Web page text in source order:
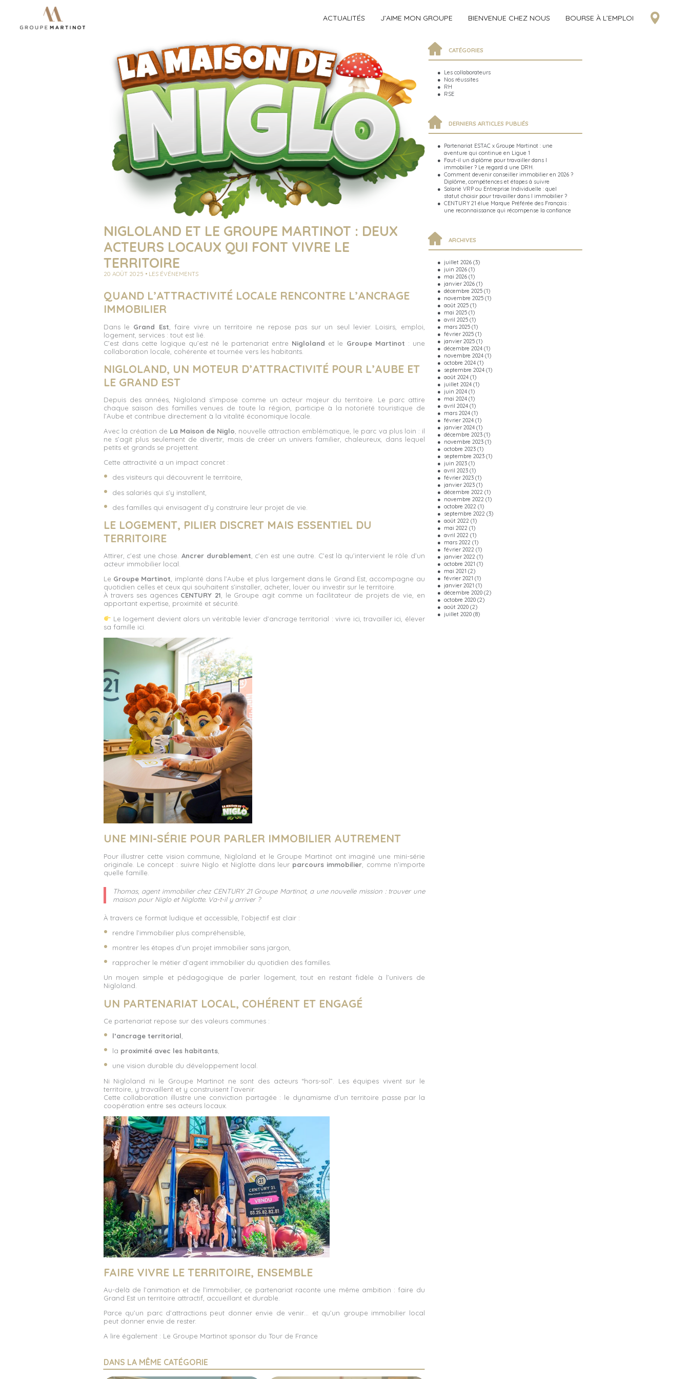
ACTUALITÉS J’AIME MON GROUPE BIENVENUE CHEZ NOUS BOURSE À L’EMPLOI
NIGLOLAND ET LE GROUPE MARTINOT : DEUX
ACTEURS LOCAUX QUI FONT VIVRE LE
TERRITOIRE
20 AOÛT 2025 • LES ÉVÉNEMENTS
QUAND L’ATTRACTIVITÉ LOCALE RENCONTRE L’ANCRAGE
IMMOBILIER
Dans le Grand Est , faire vivre un territoire ne repose pas sur un seul levier. Loisirs, emploi,
logement, services : tout est lié.
C’est dans cette logique qu’est né le partenariat entre Nigloland et le Groupe Martinot : une
collaboration locale, cohérente et tournée vers les habitants.
NIGLOLAND, UN MOTEUR D’ATTRACTIVITÉ POUR L’AUBE ET
LE GRAND EST
Depuis des années, Nigloland s’impose comme un acteur majeur du territoire. Le parc attire
chaque saison des familles venues de toute la région, participe à la notoriété touristique de
l’Aube et contribue directement à la vitalité économique locale.
Avec la création de La Maison de Niglo , nouvelle attraction emblématique, le parc va plus loin : il
ne s’agit plus seulement de divertir, mais de créer un univers familier, chaleureux, dans lequel
petits et grands se projettent.
Cette attractivité a un impact concret :
des visiteurs qui découvrent le territoire,
des salariés qui s’y installent,
des familles qui envisagent d’y construire leur projet de vie.
LE LOGEMENT, PILIER DISCRET MAIS ESSENTIEL DU
TERRITOIRE
Attirer, c’est une chose.Ancrer durablement, c’en est une autre. C’est là qu’intervient le rôle d’un
acteur immobilier local.
Le Groupe Martinot, implanté dans l’Aube et plus largement dans le Grand Est, accompagne au
quotidien celles et ceux qui souhaitent s’installer, acheter, louer ou investir sur le territoire.
À travers ses agences CENTURY 21, le Groupe agit comme un facilitateur de projets de vie, en
apportant expertise, proximité et sécurité.
Le logement devient alors un véritable levier d’ancrage territorial : vivre ici, travailler ici, élever
sa famille ici.
UNE MINI-SÉRIE POUR PARLER IMMOBILIER AUTREMENT
Pour illustrer cette vision commune, Nigloland et le Groupe Martinot ont imaginé une mini-série
originale. Le concept : suivre Niglo et Niglotte dans leur parcours immobilier , comme n’importe
quelle famille.
Thomas, agent immobilier chez CENTURY 21 Groupe Martinot, a une nouvelle mission : trouver une
maison pour Niglo et Niglotte. Va-t-il y arriver ?
À travers ce format ludique et accessible, l’objectif est clair :
rendre l’immobilier plus compréhensible,
montrer les étapes d’un projet immobilier sans jargon,
rapprocher le métier d’agent immobilier du quotidien des familles.
Un moyen simple et pédagogique de parler logement, tout en restant fidèle à l’univers de
Nigloland.
UN PARTENARIAT LOCAL, COHÉRENT ET ENGAGÉ
Ce partenariat repose sur des valeurs communes :
l’ancrage territorial
la proximité avec les habitants
une vision durable du développement local.
Ni Nigloland ni le Groupe Martinot ne sont des acteurs “hors-sol”. Les équipes vivent sur le
territoire, y travaillent et y construisent l’avenir.
Cette collaboration illustre une conviction partagée : le dynamisme d’un territoire passe par la
coopération entre ses acteurs locaux.
FAIRE VIVRE LE TERRITOIRE, ENSEMBLE
Au-delà de l’animation et de l’immobilier, ce partenariat raconte une même ambition : faire du
Grand Est un territoire attractif, accueillant et durable.
Parce qu’un parc d’attractions peut donner envie de venir… et qu’un groupe immobilier local
peut donner envie de rester.
A lire également : Le Groupe Martinot sponsor du Tour de France
DANS LA MÊME CATÉGORIE
CATÉGORIES
Les collaborateurs
Nos réussites
RH
RSE
DERNIERS ARTICLES PUBLIÉS
Partenariat ESTAC x Groupe Martinot : une
aventure qui continue en Ligue 1
Faut-il un diplôme pour travailler dans l
immobilier ? Le regard d une DRH.
Comment devenir conseiller immobilier en 2026 ?
Diplôme, compétences et étapes à suivre
Salarié VRP ou Entreprise Individuelle : quel
statut choisir pour travailler dans l immobilier ?
CENTURY 21 élue Marque Préférée des Français :
une reconnaissance qui récompense la confiance
ARCHIVES
juillet 2026 (3)
juin 2026 (1)
mai 2026 (1)
janvier 2026 (1)
décembre 2025 (1)
novembre 2025 (1)
août 2025 (1)
mai 2025 (1)
avril 2025 (1)
mars 2025 (1)
février 2025 (1)
janvier 2025 (1)
décembre 2024 (1)
novembre 2024 (1)
octobre 2024 (1)
septembre 2024 (1)
août 2024 (1)
juillet 2024 (1)
juin 2024 (1)
mai 2024 (1)
avril 2024 (1)
mars 2024 (1)
février 2024 (1)
janvier 2024 (1)
décembre 2023 (1)
novembre 2023 (1)
octobre 2023 (1)
septembre 2023 (1)
juin 2023 (1)
avril 2023 (1)
février 2023 (1)
janvier 2023 (1)
décembre 2022 (1)
novembre 2022 (1)
octobre 2022 (1)
septembre 2022 (3)
août 2022 (1)
mai 2022 (1)
avril 2022 (1)
mars 2022 (1)
février 2022 (1)
janvier 2022 (1)
octobre 2021 (1)
mai 2021 (2)
février 2021 (1)
janvier 2021 (1)
décembre 2020 (2)
octobre 2020 (2)
août 2020 (2)
juillet 2020 (8)